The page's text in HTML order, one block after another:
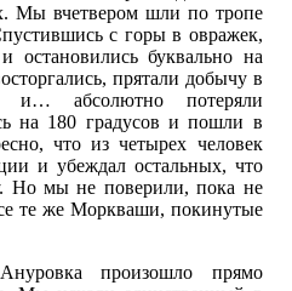
Мы вчетвером шли по тропе
с горы в овражек,
остановились буквально на
прятали добычу в
и… абсолютно потеряли
на 180 градусов и пошли в
что из четырех человек
и убеждал остальных, что
Но мы не поверили, пока не
те же Моркваши, покинутые
произошло прямо